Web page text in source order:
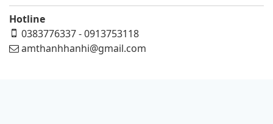
Hotline
0383776337 - 0913753118
amthanhhanhi@gmail.com